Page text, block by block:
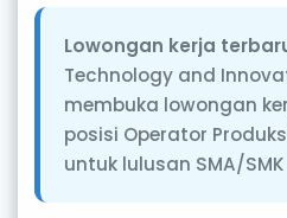
Lowongan kerja
Technology and
membuka lowongan
posisi Operator
untuk lulusan SMA/